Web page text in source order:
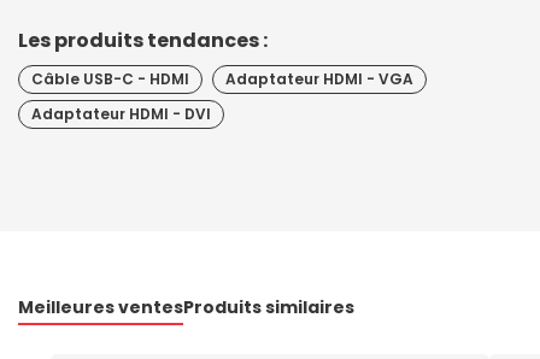
Les produits tendances :
Câble USB-C - HDMI
Adaptateur HDMI - VGA
Adaptateur HDMI - DVI
Meilleures ventesProduits similaires